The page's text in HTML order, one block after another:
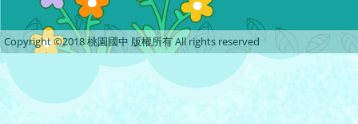
Copyright ©2018 桃園國中 版權所有 All rights reserved